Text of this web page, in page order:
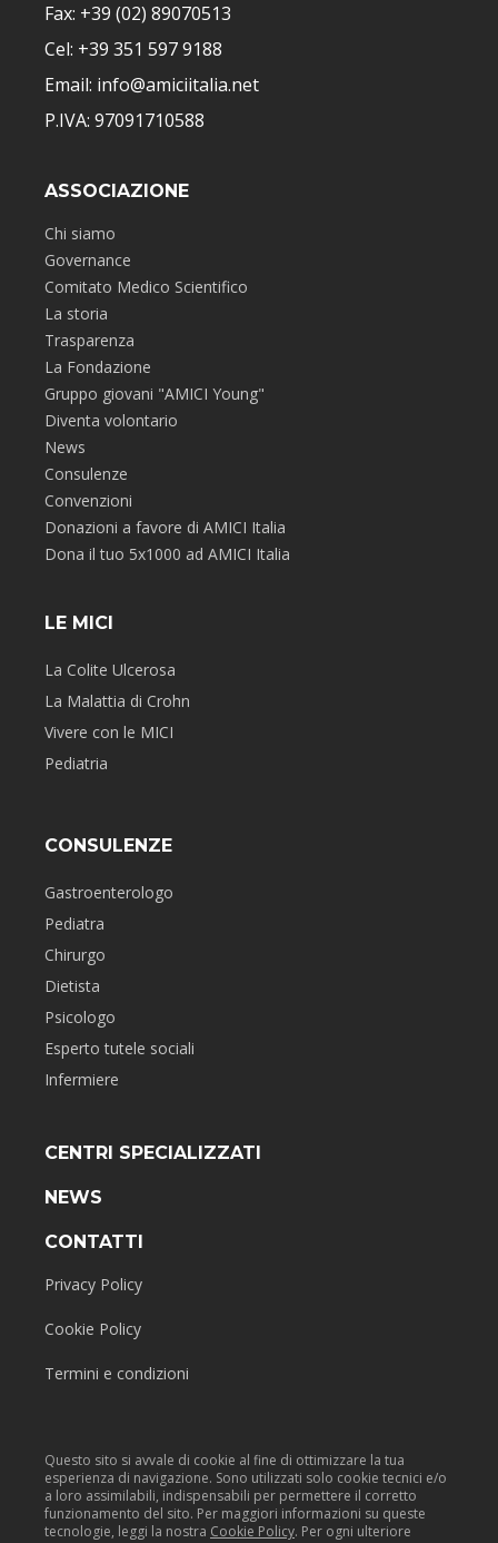
Fax: +39 (02) 89070513
Cel: +39 351 597 9188
Email: info@amiciitalia.net
P.IVA: 97091710588
ASSOCIAZIONE
Chi siamo
Governance
Comitato Medico Scientifico
La storia
Trasparenza
La Fondazione
Gruppo giovani "AMICI Young"
Diventa volontario
News
Consulenze
Convenzioni
Donazioni a favore di AMICI Italia
Dona il tuo 5x1000 ad AMICI Italia
LE MICI
La Colite Ulcerosa
La Malattia di Crohn
Vivere con le MICI
Pediatria
CONSULENZE
Gastroenterologo
Pediatra
Chirurgo
Dietista
Psicologo
Esperto tutele sociali
Infermiere
CENTRI SPECIALIZZATI
NEWS
CONTATTI
Privacy Policy
Cookie Policy
Termini e condizioni
Questo sito si avvale di cookie al fine di ottimizzare la tua
esperienza di navigazione. Sono utilizzati solo cookie tecnici e/o
a loro assimilabili, indispensabili per permettere il corretto
funzionamento del sito. Per maggiori informazioni su queste
tecnologie, leggi la nostra Cookie Policy. Per ogni ulteriore